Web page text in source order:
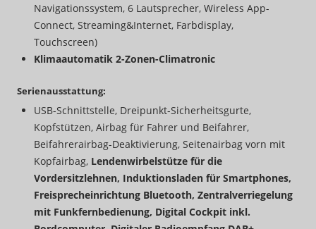
Navigationssystem, 6 Lautsprecher, Wireless App-
Connect, Streaming&Internet, Farbdisplay,
Touchscreen)
Klimaautomatik 2-Zonen-Climatronic
Serienausstattung:
USB-Schnittstelle, Dreipunkt-Sicherheitsgurte,
Kopfstützen, Airbag für Fahrer und Beifahrer,
Beifahrerairbag-Deaktivierung, Seitenairbag vorn mit
Kopfairbag, Lendenwirbelstütze für die
Vordersitzlehnen, Induktionsladen für Smartphones,
Freisprecheinrichtung Bluetooth, Zentralverriegelung
mit Funkfernbedienung, Digital Cockpit inkl.